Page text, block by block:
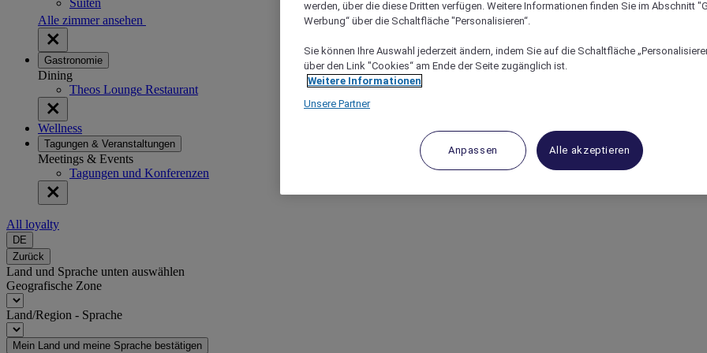
Suiten
Alle zimmer ansehen
Gastronomie
Dining
Theos Lounge Restaurant
Wellness
Tagungen & Veranstaltungen
Meetings & Events
Tagungen und Konferenzen
All loyalty
DE
Zurück
Land und Sprache unten auswählen
Geografische Zone
Land/Region - Sprache
Mein Land und meine Sprache bestätigen
werden, über die diese Dritten verfügen. Weitere Informationen finden Sie im Abschnitt
Werbung“ über die Schaltfläche "Personalisieren“.
Sie können Ihre Auswahl jederzeit ändern, indem Sie auf die Schaltfläche
über den Link "Cookies“ am Ende der Seite zugänglich ist.
Weitere Informationen
Unsere Partner
Anpassen Alle akzeptieren